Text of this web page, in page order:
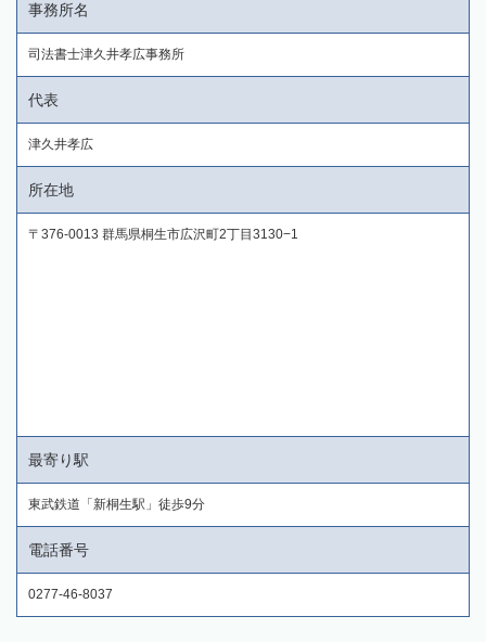
事務所名
司法書士津久井孝広事務所
代表
津久井孝広
所在地
〒376-0013 群馬県桐生市広沢町2丁目3130−1
最寄り駅
東武鉄道「新桐生駅」徒歩9分
電話番号
0277-46-8037